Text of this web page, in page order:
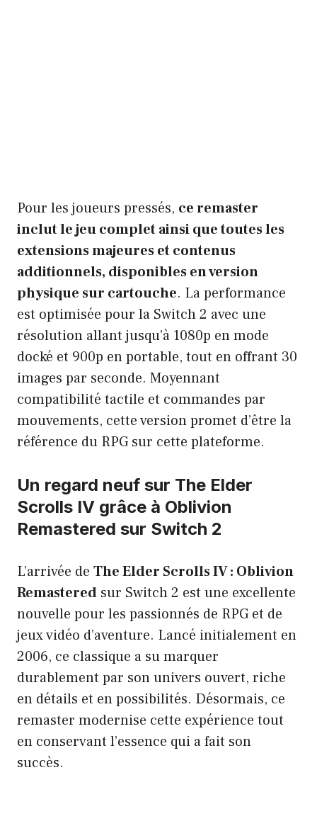
Pour les joueurs pressés, ce remaster
inclut le jeu complet ainsi que toutes les
extensions majeures et contenus
additionnels, disponibles en version
physique sur cartouche. La performance
est optimisée pour la Switch 2 avec une
résolution allant jusqu’à 1080p en mode
docké et 900p en portable, tout en offrant 30
images par seconde. Moyennant
compatibilité tactile et commandes par
mouvements, cette version promet d’être la
référence du RPG sur cette plateforme.
Un regard neuf sur The Elder
Scrolls IV grâce à Oblivion
Remastered sur Switch 2
L’arrivée de The Elder Scrolls IV : Oblivion
Remastered sur Switch 2 est une excellente
nouvelle pour les passionnés de RPG et de
jeux vidéo d’aventure. Lancé initialement en
2006, ce classique a su marquer
durablement par son univers ouvert, riche
en détails et en possibilités. Désormais, ce
remaster modernise cette expérience tout
en conservant l’essence qui a fait son
succès.